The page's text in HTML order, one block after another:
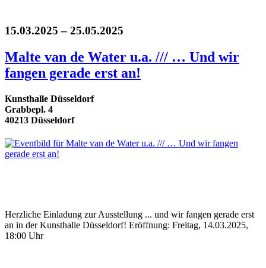
15.03.2025 – 25.05.2025
Malte van de Water u.a. /// … Und wir
fangen gerade erst an!
Kunsthalle Düsseldorf
Grabbepl. 4
40213 Düsseldorf
Herzliche Einladung zur Ausstellung ... und wir fangen gerade erst
an in der Kunsthalle Düsseldorf! Eröffnung: Freitag, 14.03.2025,
18:00 Uhr